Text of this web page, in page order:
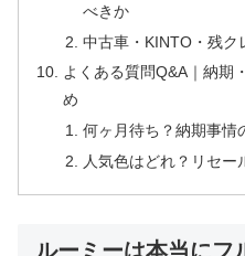
べきか
中古車・KINTO・残ク
よくある質問Q&A｜納期
め
何ヶ月待ち？納期事情
人気色はどれ？リセー
ルーミーは本当にフ